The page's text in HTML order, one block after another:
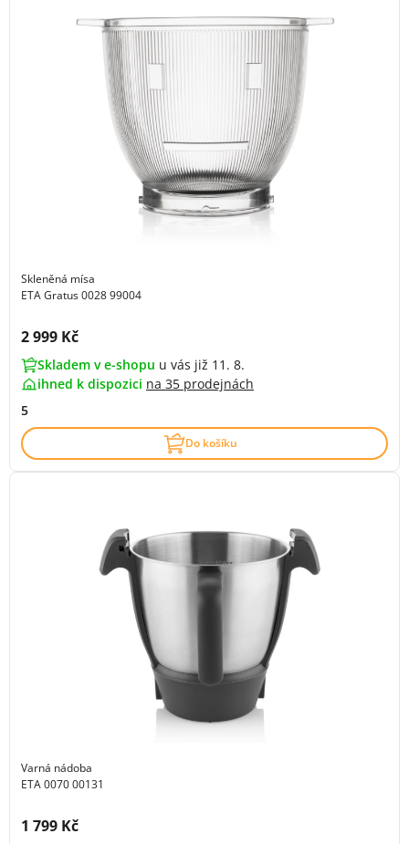
Skleněná mísa
ETA Gratus 0028 99004
Cena s DPH:
2 999 Kč
Skladem v e-shopu u vás již 11. 8.
ihned k dispozici na 35 prodejnách
5
Do košíku
Varná nádoba
ETA 0070 00131
Cena s DPH:
1 799 Kč